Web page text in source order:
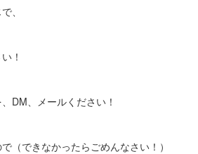
、
！
DM、メールください！
（できなかったらごめんなさい！）